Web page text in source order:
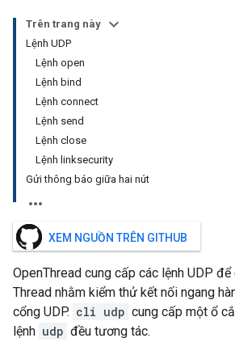
Trên trang này
Lệnh UDP
Lệnh open
Lệnh bind
Lệnh connect
Lệnh send
Lệnh close
Lệnh linksecurity
Gửi thông báo giữa hai nút
XEM NGUỒN TRÊN GITHUB
OpenThread cung cấp các lệnh UDP
Thread nhằm kiểm thử kết nối ngang
cổng UDP. cli udp cung cấp một ổ
lệnh udp đều tương tác.